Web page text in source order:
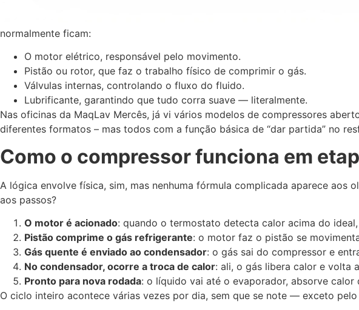
normalmente ficam:
O motor elétrico, responsável pelo movimento.
Pistão ou rotor, que faz o trabalho físico de comprimir o gás.
Válvulas internas, controlando o fluxo do fluido.
Lubrificante, garantindo que tudo corra suave — literalmente.
Nas oficinas da MaqLav Mercês, já vi vários modelos de compressores
diferentes formatos – mas todos com a função básica de “dar partida” no
Como o compressor funciona em
A lógica envolve física, sim, mas nenhuma fórmula complicada aparece aos
aos passos?
O motor é acionado: quando o termostato detecta calor acima do
Pistão comprime o gás refrigerante: o motor faz o pistão se
Gás quente é enviado ao condensador: o gás sai do compressor e
No condensador, ocorre a troca de calor: ali, o gás libera calor e volta
Pronto para nova rodada: o líquido vai até o evaporador, absorve
O ciclo inteiro acontece várias vezes por dia, sem que se note — exceto